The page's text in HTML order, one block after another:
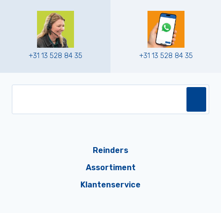
+31 13 528 84 35 +31 13 528 84 35
Reinders
Assortiment
Klantenservice